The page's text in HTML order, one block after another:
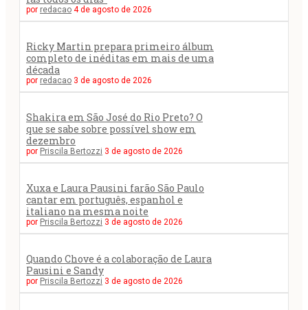
por redacao 4 de agosto de 2026
Ricky Martin prepara primeiro álbum
completo de inéditas em mais de uma
década
por redacao 3 de agosto de 2026
Shakira em São José do Rio Preto? O
que se sabe sobre possível show em
dezembro
por Priscila Bertozzi 3 de agosto de 2026
Xuxa e Laura Pausini farão São Paulo
cantar em português, espanhol e
italiano na mesma noite
por Priscila Bertozzi 3 de agosto de 2026
Quando Chove é a colaboração de Laura
Pausini e Sandy
por Priscila Bertozzi 3 de agosto de 2026